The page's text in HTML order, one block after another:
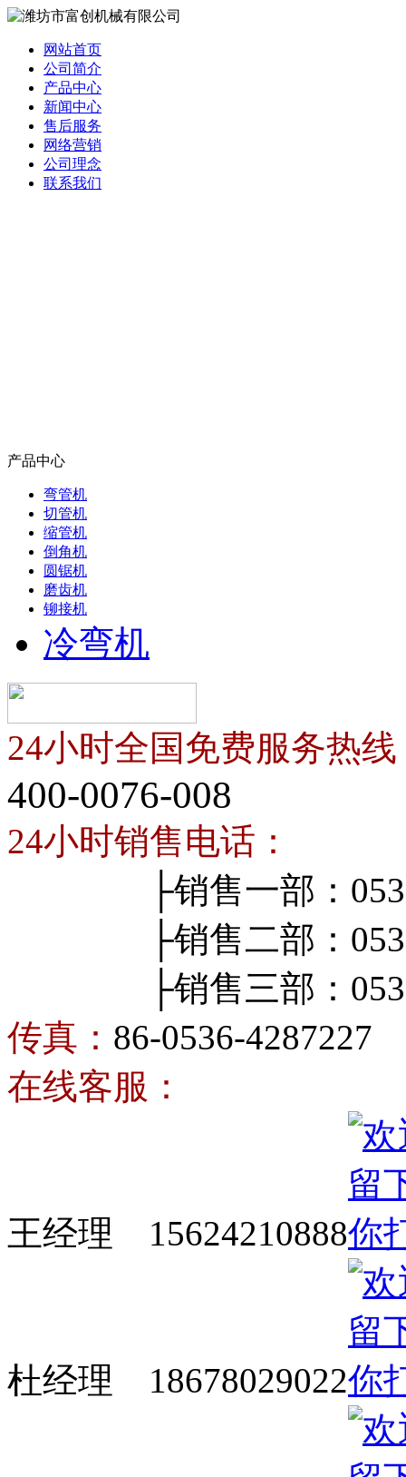
网站首页
公司简介
产品中心
新闻中心
售后服务
网络营销
公司理念
联系我们
产品中心
弯管机
切管机
缩管机
倒角机
圆锯机
磨齿机
铆接机
冷弯机
24小时全国免费服务热线
400-0076-008
24小时销售电话：
├销售一部：0536-
├销售二部：0536-
├销售三部：0536-
传真： 86-0536-4287227
在线客服：
王经理 15624210888
杜经理 18678029022